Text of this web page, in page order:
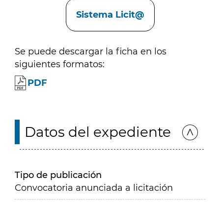
Sistema Licit@
Se puede descargar la ficha en los
siguientes formatos:
PDF
Datos del expediente
Tipo de publicación
Convocatoria anunciada a licitación